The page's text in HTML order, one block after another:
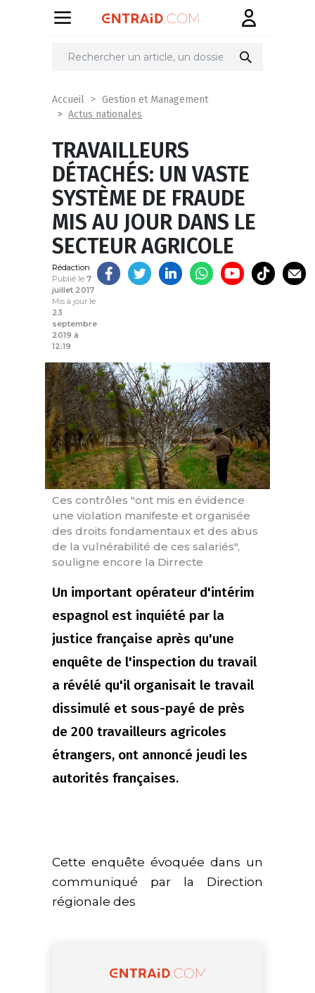
Partager
Accueil
Gestion et Management
Actus nationales
TRAVAILLEURS
DÉTACHÉS: UN VASTE
SYSTÈME DE FRAUDE
MIS AU JOUR DANS LE
SECTEUR AGRICOLE
Rédaction
Publié le 7
juillet 2017
Mis à jour le
23
septembre
2019 à
12:19
Ces contrôles "ont mis en évidence
une violation manifeste et organisée
des droits fondamentaux et des abus
de la vulnérabilité de ces salariés",
souligne encore la Dirrecte
Un important opérateur d'intérim
espagnol est inquiété par la
justice française après qu'une
enquête de l'inspection du travail
a révélé qu'il organisait le travail
dissimulé et sous-payé de près
de 200 travailleurs agricoles
étrangers, ont annoncé jeudi les
autorités françaises.
Cette enquête évoquée dans un
communiqué par la Direction
régionale des